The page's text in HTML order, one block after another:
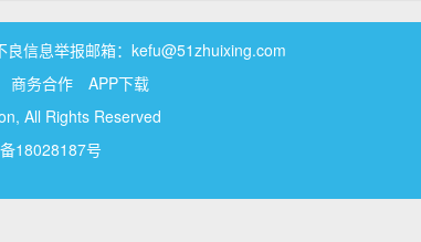
信息举报邮箱：kefu@51zhuixing.com
商务合作
APP下载
All Rights Reserved
18028187号